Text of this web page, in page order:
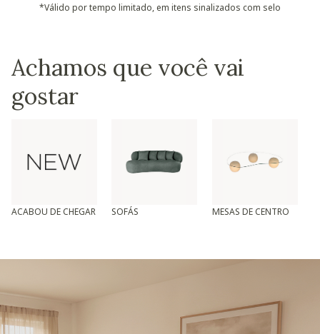
*Válido por tempo limitado, em itens sinalizados com selo
Achamos que você vai
gostar
ACABOU DE CHEGAR SOFÁS MESAS DE CENTRO